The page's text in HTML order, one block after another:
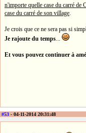
n'importe quelle case du carré de
case du carré de son village.
Je crois que ce ne sera pas si
Je rajoute du temps...
Et vous pouvez continuer à
#53 - 04-11-2014 20:31:48